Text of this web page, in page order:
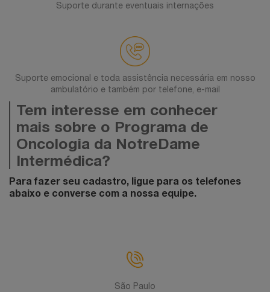
Suporte durante eventuais internações
Suporte emocional e toda assistência necessária em nosso
ambulatório e também por telefone, e-mail
Tem interesse em conhecer
mais sobre o Programa de
Oncologia da NotreDame
Intermédica?
Para fazer seu cadastro, ligue para os telefones
abaixo e converse com a nossa equipe.
São Paulo